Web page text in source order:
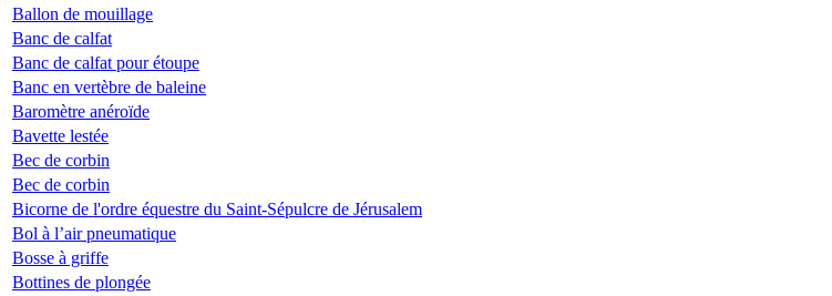
Ballon de mouillage
Banc de calfat
Banc de calfat pour étoupe
Banc en vertèbre de baleine
Baromètre anéroïde
Bavette lestée
Bec de corbin
Bec de corbin
Bicorne de l'ordre équestre du Saint-Sépulcre de Jérusalem
Bol à l’air pneumatique
Bosse à griffe
Bottines de plongée